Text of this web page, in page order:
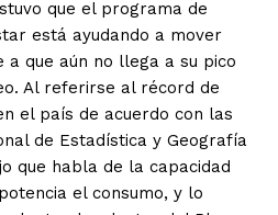
que el programa de
está ayudando a mover
a que aún no llega a su pico
Al referirse al récord de
el país de acuerdo con las
de Estadística y Geografía
que habla de la capacidad
el consumo, y lo